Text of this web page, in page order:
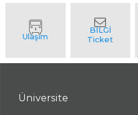
Üniversite